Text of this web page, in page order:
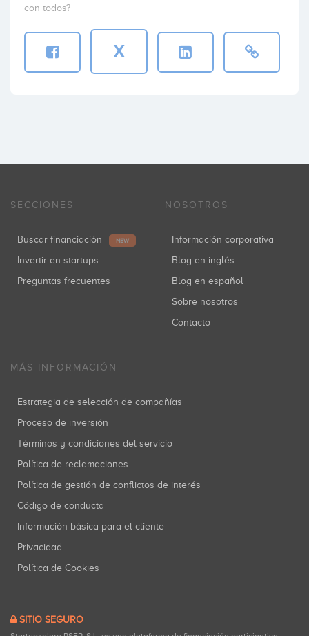
con todos?
X
SECCIONES
Buscar financiación NEW
Invertir en startups
Preguntas frecuentes
NOSOTROS
Información corporativa
Blog en inglés
Blog en español
Sobre nosotros
Contacto
MÁS INFORMACIÓN
Estrategia de selección de compañías
Proceso de inversión
Términos y condiciones del servicio
Política de reclamaciones
Política de gestión de conflictos de interés
Código de conducta
Información básica para el cliente
Privacidad
Política de Cookies
SITIO SEGURO